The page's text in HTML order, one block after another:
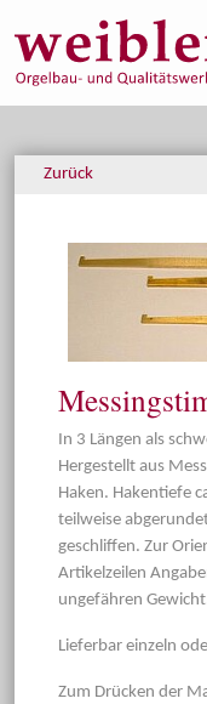
Zurück
In 3 Längen als
Hergestellt aus
Haken. Hakentiefe
teilweise
geschliffen. Zur
Artikelzeilen
ungefähren
Lieferbar einzeln
Zum Drücken der